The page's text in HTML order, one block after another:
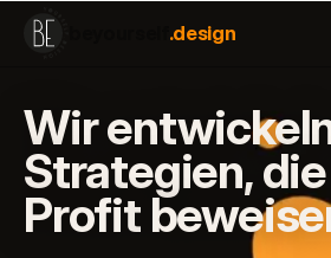
.design
Wir
Strategien,
Profit